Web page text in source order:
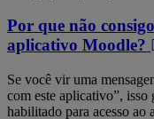
Por que não
aplicativo Moodle?
Se você vir uma
com este aplicativo”, isso
habilitado para acesso ao